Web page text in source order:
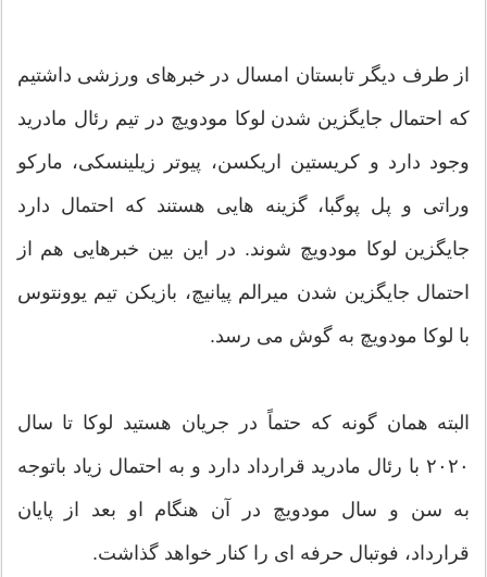
از طرف دیگر تابستان امسال در خبرهای ورزشی داشتیم
که احتمال جایگزین شدن لوکا مودویچ در تیم رئال مادرید
وجود دارد و کریستین اریکسن، پیوتر زیلینسکی، مارکو
وراتی و پل پوگبا، گزینه هایی هستند که احتمال دارد
جایگزین لوکا مودویچ شوند. در این بین خبرهایی هم از
احتمال جایگزین شدن میرالم پیانیچ، بازیکن تیم یوونتوس
با لوکا مودویچ به گوش می رسد.
البته همان گونه که حتماً در جریان هستید لوکا تا سال
۲۰۲۰ با رئال مادرید قرارداد دارد و به احتمال زیاد باتوجه
به سن و سال مودویچ در آن هنگام او بعد از پایان
قرارداد، فوتبال حرفه ای را کنار خواهد گذاشت.